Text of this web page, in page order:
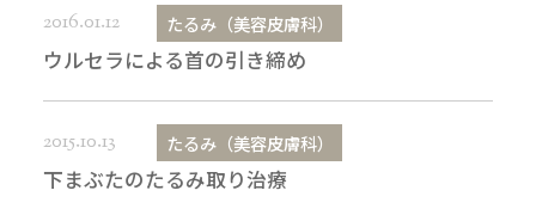
2016.01.12 たるみ（美容皮膚科）
ウルセラによる首の引き締め
2015.10.13 たるみ（美容皮膚科）
下まぶたのたるみ取り治療